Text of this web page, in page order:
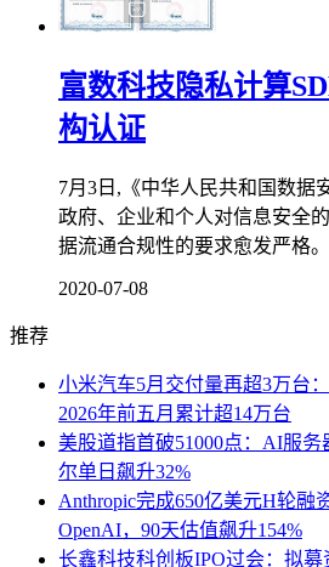
富数科技隐私计算
构认证
7月3日,《中华人民共和国数据
政府、企业和个人对信息安全
据流通合规性的要求愈发严格
2020-07-08
推荐
小米汽车5月交付量再超3万台
2026年前五月累计超14万台
美股道指首破51000点：AI服
尔单日飙升32%
Anthropic完成650亿美元H轮融
OpenAI，90天估值飙升154%
长鑫科技科创板IPO过会：拟募